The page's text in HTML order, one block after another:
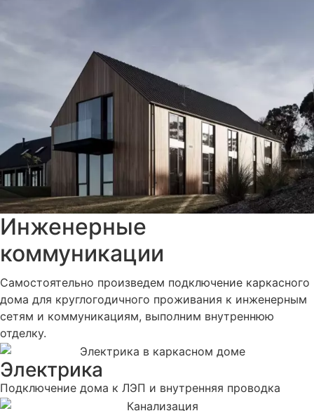
Инженерные
коммуникации
Самостоятельно произведем подключение каркасного
дома для круглогодичного проживания к инженерным
сетям и коммуникациям, выполним внутреннюю
отделку.
Электрика
Подключение дома к ЛЭП и внутренняя проводка